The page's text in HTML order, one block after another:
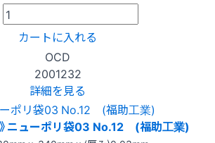
カートに入れる
OCD
2001232
詳細を見る
》ニューポリ袋03 No.12 (福助工業)